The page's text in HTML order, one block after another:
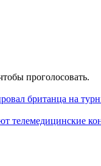
проголосовать.
британца на